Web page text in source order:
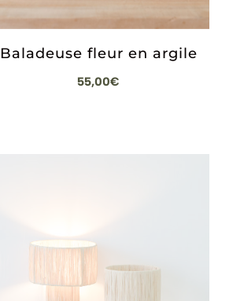
Baladeuse fleur en argile
55,00€